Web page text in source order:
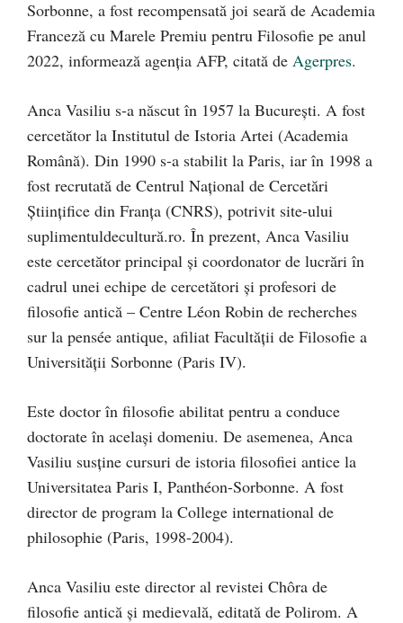
Sorbonne, a fost recompensată joi seară de Academia
Franceză cu Marele Premiu pentru Filosofie pe anul
2022, informează agenția AFP, citată de Agerpres.
Anca Vasiliu s-a născut în 1957 la Bucureşti. A fost
cercetător la Institutul de Istoria Artei (Academia
Română). Din 1990 s-a stabilit la Paris, iar în 1998 a
fost recrutată de Centrul Naţional de Cercetări
Ştiinţifice din Franţa (CNRS), potrivit site-ului
suplimentuldecultură.ro. În prezent, Anca Vasiliu
este cercetător principal şi coordonator de lucrări în
cadrul unei echipe de cercetători şi profesori de
filosofie antică – Centre Léon Robin de recherches
sur la pensée antique, afiliat Facultăţii de Filosofie a
Universităţii Sorbonne (Paris IV).
Este doctor în filosofie abilitat pentru a conduce
doctorate în acelaşi domeniu. De asemenea, Anca
Vasiliu susţine cursuri de istoria filosofiei antice la
Universitatea Paris I, Panthéon-Sorbonne. A fost
director de program la College international de
philosophie (Paris, 1998-2004).
Anca Vasiliu este director al revistei Chôra de
filosofie antică şi medievală, editată de Polirom. A